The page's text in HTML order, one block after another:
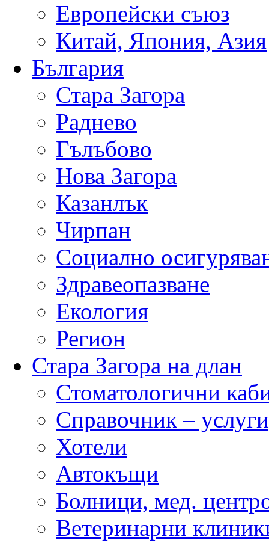
Европейски съюз
Китай, Япония, Азия
България
Стара Загора
Раднево
Гълъбово
Нова Загора
Казанлък
Чирпан
Социално
Здравеопазване
Екология
Регион
Стара Загора на длан
Стоматологични
Справочник –
Хотели
Автокъщи
Болници, мед.
Ветеринарни